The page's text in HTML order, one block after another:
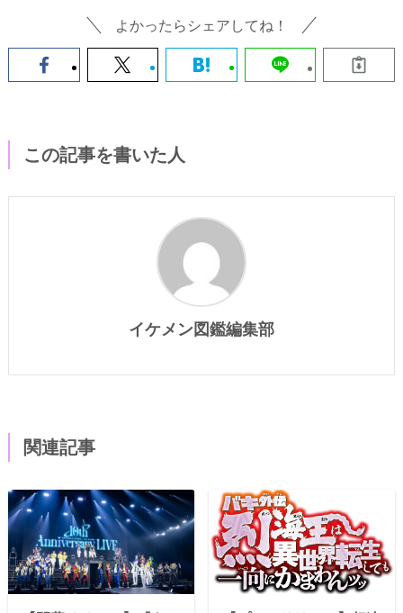
よかったらシェアしてね！
この記事を書いた人
イケメン図鑑編集部
関連記事